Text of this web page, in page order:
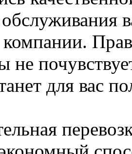
обслуживания
компании.
не
для вас